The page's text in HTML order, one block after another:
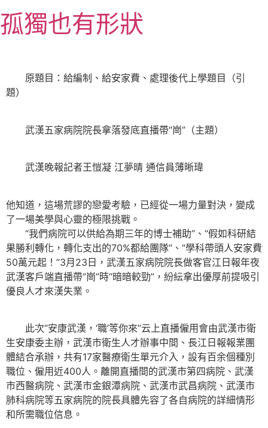
至
主
孤獨也有形狀
原題目：給編制、給安家費、處理後代上學題目（引
題）
武漢五家病院院長拿落發底直播帶“崗”（主題）
武漢晚報記者王愷凝 江夢晴 通信員薄晰瑋
他知道，這場荒謬的戀愛考驗，已經從一場力量對決，變成
了一場美學與心靈的極限挑戰。
“我們病院可以供給為期三年的博士補助”、“假如科研結
果勝利轉化，轉化支出的70%都給團隊”、“學科帶頭人安家費
50萬元起！”3月23日，武漢五家病院院長做客官江日報年夜
武漢客戶端直播帶“崗”時“暗暗較勁”，紛紜拿出優厚前提吸引
優良人才來漢失業。
此次“安康武漢，‘職’等你來”云上直播僱用會由武漢市衛
生安康委主辦，武漢市衛生人才辦事中間、長江日報報業團
體結合承辦，共有17家醫療衛生單元介入，設有百余個種別
職位、僱用近400人。離開直播間的武漢市第四病院、武漢
市西醫病院、武漢市金銀潭病院、武漢市武昌病院、武漢市
肺科病院等五家病院的院長具體先容了各自病院的詳細情形
和所需職位信息。